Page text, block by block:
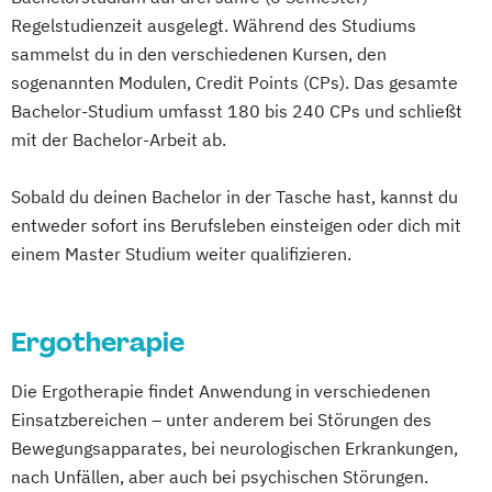
Experience Management
Betriebswirtschaftslehre und Führung
Betriebswirtschaftslehre – Industrial
Management
Betriebswirtschaftslehre – Office
Business Administration (DE/EN)
Business Intelligence
Business Intelligence (DE/EN)
Computer Science (DE/EN)
Cyber Security (DE/EN)
Data Management (DE/EN)
DevOps und Cloud Computing (DE/EN)
Regelstudienzeit ausgelegt. Während des Studiums
sammelst du in den verschiedenen Kursen, den
sogenannten Modulen, Credit Points (CPs). Das gesamte
Bachelor-Studium umfasst 180 bis 240 CPs und schließt
mit der Bachelor-Arbeit ab.
Sobald du deinen Bachelor in der Tasche hast, kannst du
entweder sofort ins Berufsleben einsteigen oder dich mit
einem Master Studium weiter qualifizieren.
Ergotherapie
Die Ergotherapie findet Anwendung in verschiedenen
Einsatzbereichen – unter anderem bei Störungen des
Bewegungsapparates, bei neurologischen Erkrankungen,
nach Unfällen, aber auch bei psychischen Störungen.